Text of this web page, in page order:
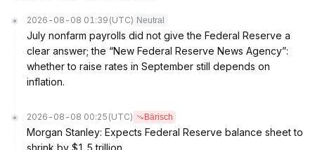
2026-08-08 01:39 (UTC) Neutral
July nonfarm payrolls did not give the Federal Reserve a
clear answer; the “New Federal Reserve News Agency”:
whether to raise rates in September still depends on
inflation.
2026-08-08 00:25 (UTC) Bärisch
Morgan Stanley: Expects Federal Reserve balance sheet to
shrink by $1.5 trillion